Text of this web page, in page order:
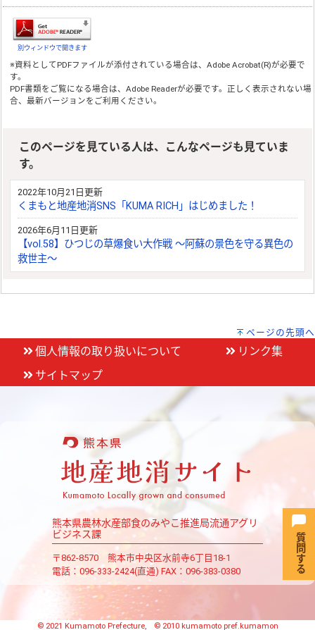
別ウィンドウで開きます
※資料としてPDFファイルが添付されている場合は、Adobe Acrobat(R)が必要で
す。
PDF書類をご覧になる場合は、Adobe Readerが必要です。正しく表示されない場
合、最新バージョンをご利用ください。
このページを見ている人は、こんなページも見ていま
す。
2022年10月21日更新
くまもと地産地消SNS「KUMA RICH」はじめました！
2026年6月11日更新
【vol.58】ひつじの草爆食い大作戦 ～阿蘇の景色を守る異色の
救世主～
ページの先頭へ
個人情報の取り扱いについて
リンク集
サイトマップ
熊本県農林水産部食のみやこ推進局流通アグリ
ビジネス課
〒862-8570 熊本市中央区水前寺6丁目18-1
電話：096-333-2424(直通) FAX：096-383-0380
© 2021 Kumamoto Prefecture, © 2010 kumamoto pref.kumamon